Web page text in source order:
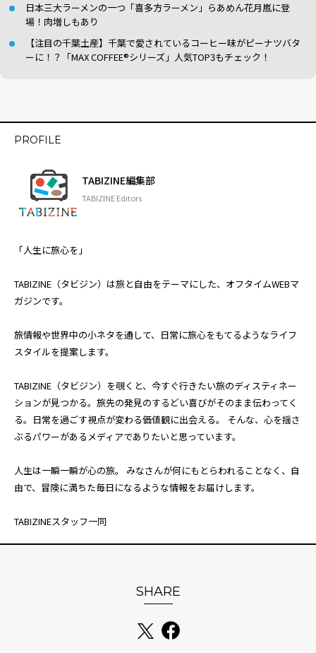
日本三大ラーメンの一つ「喜多方ラーメン」らあめん花月嵐に登
場！肉増しもあり
【注目の千葉土産】千葉で愛されているコーヒー味がピーナツバタ
ーに！？「MAX COFFEE®シリーズ」人気TOP3もチェック！
PROFILE
TABIZINE編集部
TABIZINE Editors
「人生に旅心を」
TABIZINE（タビジン）は旅と自由をテーマにした、オフタイムWEBマ
ガジンです。
旅情報や世界中の小ネタを通して、日常に旅心をもてるようなライフ
スタイルを提案します。
TABIZINE（タビジン）を覗くと、今すぐ行きたい旅のディスティネー
ションが見つかる。旅先の発見のするどい喜びがそのまま伝わってく
る。日常を過ごす視点が変わる価値観に出会える。 そんな、心を揺さ
ぶるパワーがあるメディアでありたいと思っています。
人生は一瞬一瞬が心の旅。 みなさんが何にもとらわれることなく、自
由で、冒険に満ちた毎日になるような情報をお届けします。
TABIZINEスタッフ一同
SHARE